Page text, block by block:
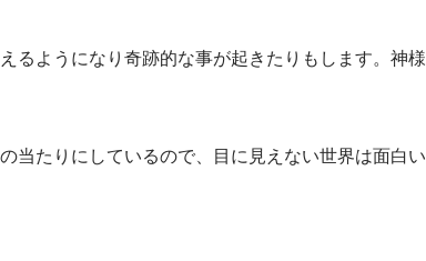
るようになり奇跡的な事が起きたりもします。神様
当たりにしているので、目に見えない世界は面白い